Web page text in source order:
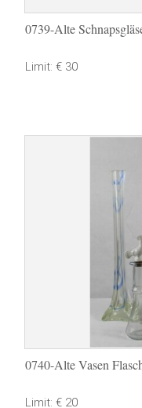
0739-Alte
Limit: € 30
0740-Alte Vasen
Limit: € 20